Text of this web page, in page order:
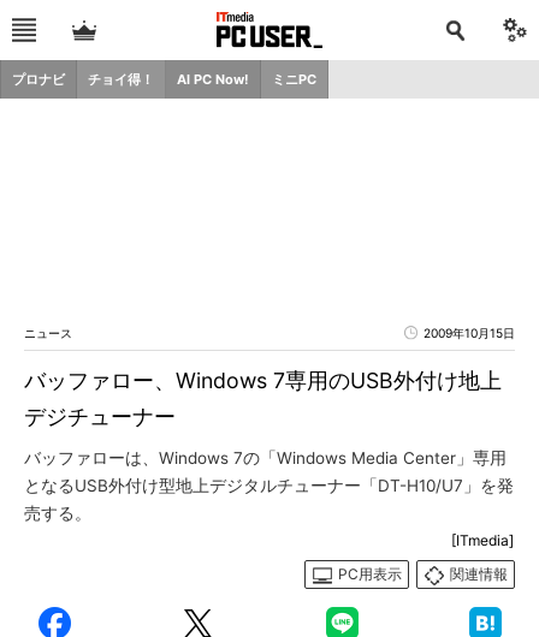
プロナビ チョイ得！ AI PC Now! ミニPC
ニュース 2009年10月15日
バッファロー、Windows 7専用のUSB外付け地上
デジチューナー
バッファローは、Windows 7の「Windows Media Center」専用
となるUSB外付け型地上デジタルチューナー「DT-H10/U7」を発
売する。
[ITmedia]
PC用表示
関連情報